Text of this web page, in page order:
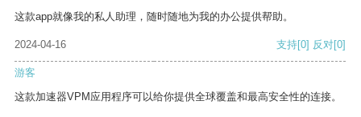
这款app就像我的私人助理，随时随地为我的办公提供帮助。
2024-04-16 支持[0] 反对[0]
游客
这款加速器VPM应用程序可以给你提供全球覆盖和最高安全性的连接。